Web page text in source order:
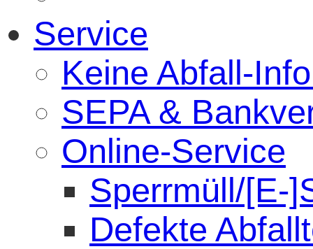
Service
Keine Abfall-
SEPA &
Online-Service
Sperrmüll/[E-
Defekte